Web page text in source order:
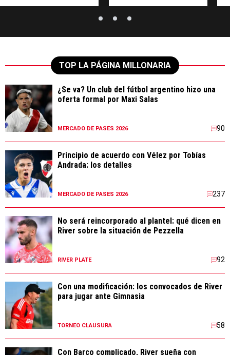
TOP LA PÁGINA MILLONARIA
¿Se va? Un club del fútbol argentino hizo una
oferta formal por Maxi Salas
MERCADO DE PASES 2026 90
Principio de acuerdo con Vélez por Tobías
Andrada: los detalles
MERCADO DE PASES 2026 237
No será reincorporado al plantel: qué dicen en
River sobre la situación de Pezzella
RIVER PLATE 92
Con una modificación: los convocados de River
para jugar ante Gimnasia
TORNEO CLAUSURA 58
Con Barco complicado, River sueña con